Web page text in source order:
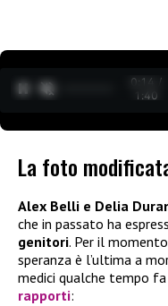
0:15 /
1:40
La foto
Alex Belli e Delia
che in passato ha
genitori. Per il
speranza è l’ultima a
medici qualche tempo fa
rapporti: